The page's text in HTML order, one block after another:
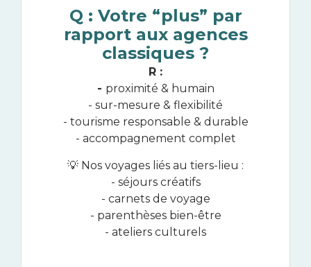
Q : Votre “plus” par
rapport aux agences
classiques ?
R :
- proximité & humain
- sur-mesure & flexibilité
- tourisme responsable & durable
- accompagnement complet
💡 Nos voyages liés au tiers-lieu :
- séjours créatifs
- carnets de voyage
- parenthèses bien-être
- ateliers culturels